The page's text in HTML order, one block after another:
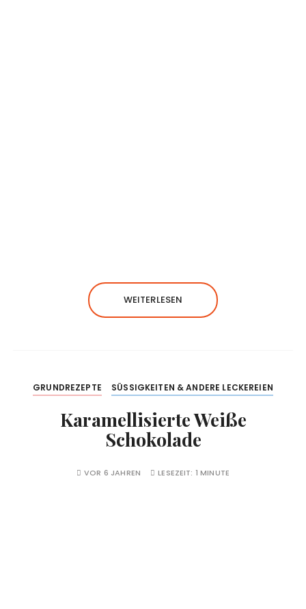
WEITERLESEN
GRUNDREZEPTE SÜSSIGKEITEN & ANDERE LECKEREIEN
Karamellisierte Weiße
Schokolade
VOR 6 JAHREN LESEZEIT: 1 MINUTE